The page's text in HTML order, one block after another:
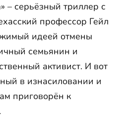
– серьёзный триллер с
профессор Гейл
идеей отмены
семьянин и
активист. И вот
в изнасиловании и
приговорён к